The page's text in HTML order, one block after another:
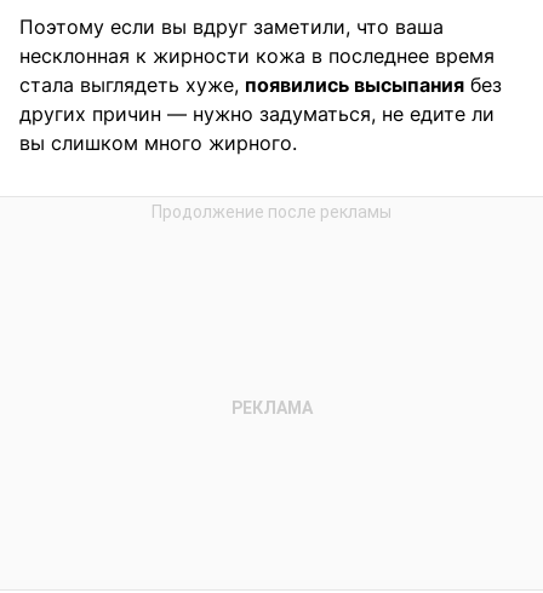
Поэтому если вы вдруг заметили, что ваша
несклонная к жирности кожа в последнее время
стала выглядеть хуже, появились высыпания без
других причин — нужно задуматься, не едите ли
вы слишком много жирного.